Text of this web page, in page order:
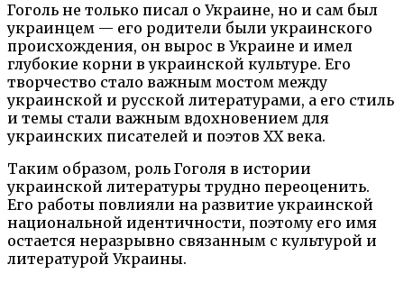
Гоголь не только писал о Украине, но и сам был
украинцем — его родители были украинского
происхождения, он вырос в Украине и имел
глубокие корни в украинской культуре. Его
творчество стало важным мостом между
украинской и русской литературами, а его стиль
и темы стали важным вдохновением для
украинских писателей и поэтов XX века.
Таким образом, роль Гоголя в истории
украинской литературы трудно переоценить.
Его работы повлияли на развитие украинской
национальной идентичности, поэтому его имя
остается неразрывно связанным с культурой и
литературой Украины.